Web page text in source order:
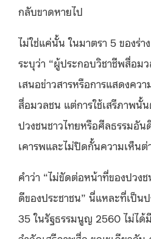
กลับขาดหายไป
ไม่ใช่แค่นั้น ในมาตรา 5 ของร่า
ระบุว่า “ผู้ประกอบวิชาชีพสื่อม
เสนอข่าวสารหรือการแสดงคว
สื่อมวลชน แต่การใช้เสรีภาพนั้
ปวงชนชาวไทยหรือศีลธรรมอัน
เคารพและไม่ปิดกั้นความเห็นต่
คำว่า “ไม่ขัดต่อหน้าที่ของปวง
ดีของประชาชน” นี่แหละที่เป็น
35 ในรัฐธรรมนูญ 2560 ไม่ได้